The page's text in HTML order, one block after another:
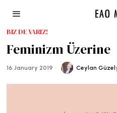
BIZ DE VARIZ!
Feminizm Üzerine
16 January 2019 Ceylan Güzel